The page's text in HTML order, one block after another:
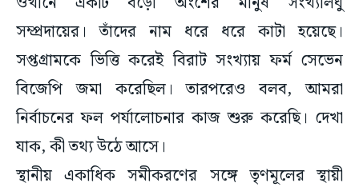
সম্প্রদায়ের। তাঁদের নাম ধরে ধরে কাটা হয়েছে।
সপ্তগ্রামকে ভিত্তি করেই বিরাট সংখ্যায় ফর্ম সেভেন
বিজেপি জমা করেছিল। তারপরেও বলব, আমরা
নির্বাচনের ফল পর্যালোচনার কাজ শুরু করেছি। দেখা
যাক, কী তথ্য উঠে আসে।
স্থানীয় একাধিক সমীকরণের সঙ্গে তৃণমূলের স্থায়ী